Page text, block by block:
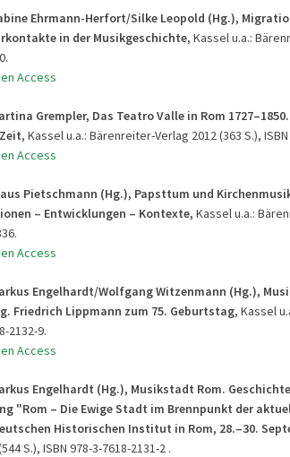
Ehrmann-Herfort/Silke Leopold (Hg.),
in der Musikgeschichte, Kassel u.a.:
Access
Grempler, Das Teatro Valle in Rom 1727–
, Kassel u.a.: Bärenreiter-Verlag 2012 (363 S.),
Access
Pietschmann (Hg.), Papsttum und
– Entwicklungen – Kontexte, Kassel u.a.:
Access
Engelhardt/Wolfgang Witzenmann (Hg.),
Friedrich Lippmann zum 75. Geburtstag, Kassel
2132-9.
Access
Engelhardt (Hg.), Musikstadt Rom.
"Rom – Die Ewige Stadt im Brennpunkt der
Historischen Institut in Rom, 28.–30.
S.), ISBN 978-3-7618-2131-2 .